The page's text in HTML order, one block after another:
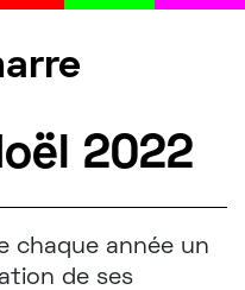
2022
chaque année un
de ses